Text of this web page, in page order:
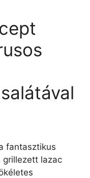
fantasztikus
grillezett lazac